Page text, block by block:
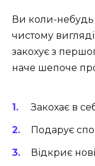
Ви коли-
чистому
закохує з
наче шепоче
Закохає в
Подарує
Відкриє